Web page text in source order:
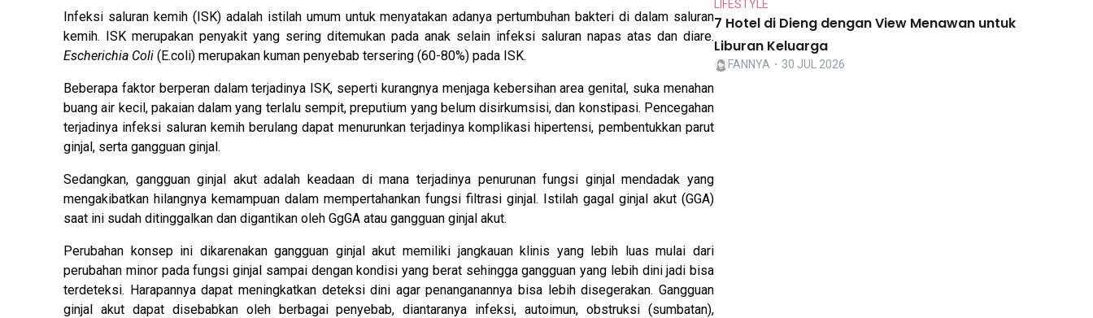
Infeksi saluran kemih (ISK) adalah istilah umum untuk menyatakan adanya pertumbuhan bakteri di dalam saluran
kemih. ISK merupakan penyakit yang sering ditemukan pada anak selain infeksi saluran napas atas dan diare.
Escherichia Coli (E.coli) merupakan kuman penyebab tersering (60-80%) pada ISK.
Beberapa faktor berperan dalam terjadinya ISK, seperti kurangnya menjaga kebersihan area genital, suka menahan
buang air kecil, pakaian dalam yang terlalu sempit, preputium yang belum disirkumsisi, dan konstipasi. Pencegahan
terjadinya infeksi saluran kemih berulang dapat menurunkan terjadinya komplikasi hipertensi, pembentukkan parut
ginjal, serta gangguan ginjal.
Sedangkan, gangguan ginjal akut adalah keadaan di mana terjadinya penurunan fungsi ginjal mendadak yang
mengakibatkan hilangnya kemampuan dalam mempertahankan fungsi filtrasi ginjal. Istilah gagal ginjal akut (GGA)
saat ini sudah ditinggalkan dan digantikan oleh GgGA atau gangguan ginjal akut.
Perubahan konsep ini dikarenakan gangguan ginjal akut memiliki jangkauan klinis yang lebih luas mulai dari
perubahan minor pada fungsi ginjal sampai dengan kondisi yang berat sehingga gangguan yang lebih dini jadi bisa
terdeteksi. Harapannya dapat meningkatkan deteksi dini agar penanganannya bisa lebih disegerakan. Gangguan
ginjal akut dapat disebabkan oleh berbagai penyebab, diantaranya infeksi, autoimun, obstruksi (sumbatan),
LIFESTYLE
7 Hotel di Dieng dengan View Menawan untuk
Liburan Keluarga
FANNYA ・30 JUL 2026